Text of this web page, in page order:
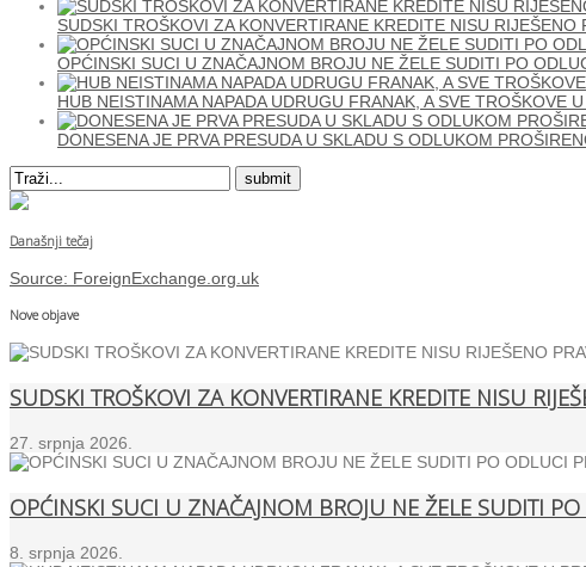
SUDSKI TROŠKOVI ZA KONVERTIRANE KREDITE NISU RIJEŠENO
OPĆINSKI SUCI U ZNAČAJNOM BROJU NE ŽELE SUDITI PO
HUB NEISTINAMA NAPADA UDRUGU FRANAK, A SVE TROŠKOVE
DONESENA JE PRVA PRESUDA U SKLADU S ODLUKOM
Današnji tečaj
Source: ForeignExchange.org.uk
Nove objave
SUDSKI TROŠKOVI ZA KONVERTIRANE KREDITE NISU
27. srpnja 2026.
OPĆINSKI SUCI U ZNAČAJNOM BROJU NE ŽELE SUDITI
8. srpnja 2026.